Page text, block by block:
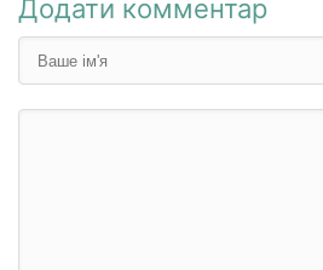
Додати комментар